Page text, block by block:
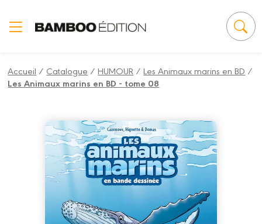
Accueil / Catalogue /HUMOUR /Les Animaux marins en BD /
Les Animaux marins en BD - tome 08